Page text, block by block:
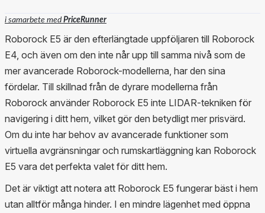
i samarbete medPriceRunner
Roborock E5 är den efterlängtade uppföljaren till Roborock
E4, och även om den inte når upp till samma nivå som de
mer avancerade Roborock-modellerna, har den sina
fördelar. Till skillnad från de dyrare modellerna från
Roborock använder Roborock E5 inte LIDAR-tekniken för
navigering i ditt hem, vilket gör den betydligt mer prisvärd.
Om du inte har behov av avancerade funktioner som
virtuella avgränsningar och rumskartläggning kan Roborock
E5 vara det perfekta valet för ditt hem.
Det är viktigt att notera att Roborock E5 fungerar bäst i hem
utan alltför många hinder. I en mindre lägenhet med öppna